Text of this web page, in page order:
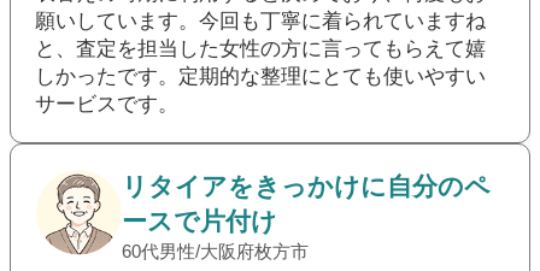
願いしています。今回も丁寧に着られていますね
と、査定を担当した女性の方に言ってもらえて嬉
しかったです。定期的な整理にとても使いやすい
サービスです。
リタイアをきっかけに自分のペ
ースで片付け
60代男性/大阪府枚方市